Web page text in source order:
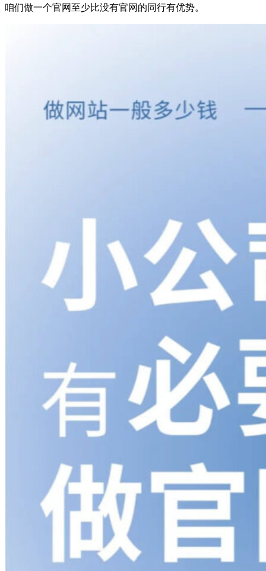
咱们做一个官网至少比没有官网的同行有优势。